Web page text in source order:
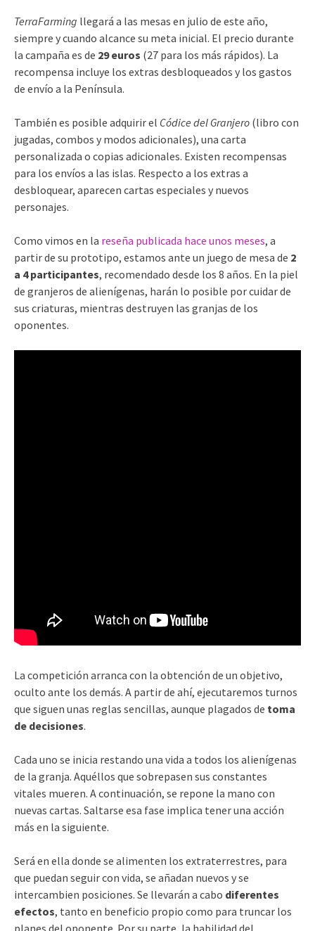
TerraFarming llegará a las mesas en julio de este año,
siempre y cuando alcance su meta inicial. El precio durante
la campaña es de 29 euros (27 para los más rápidos). La
recompensa incluye los extras desbloqueados y los gastos
de envío a la Península.
También es posible adquirir el Códice del Granjero (libro con
jugadas, combos y modos adicionales), una carta
personalizada o copias adicionales. Existen recompensas
para los envíos a las islas. Respecto a los extras a
desbloquear, aparecen cartas especiales y nuevos
personajes.
Como vimos en la reseña publicada hace unos meses, a
partir de su prototipo, estamos ante un juego de mesa de 2
a 4 participantes, recomendado desde los 8 años. En la piel
de granjeros de alienígenas, harán lo posible por cuidar de
sus criaturas, mientras destruyen las granjas de los
oponentes.
La competición arranca con la obtención de un objetivo,
oculto ante los demás. A partir de ahí, ejecutaremos turnos
que siguen unas reglas sencillas, aunque plagados de toma
de decisiones.
Cada uno se inicia restando una vida a todos los alienígenas
de la granja. Aquéllos que sobrepasen sus constantes
vitales mueren. A continuación, se repone la mano con
nuevas cartas. Saltarse esa fase implica tener una acción
más en la siguiente.
Será en ella donde se alimenten los extraterrestres, para
que puedan seguir con vida, se añadan nuevos y se
intercambien posiciones. Se llevarán a cabo diferentes
efectos, tanto en beneficio propio como para truncar los
planes del oponente. Por su parte, la habilidad del